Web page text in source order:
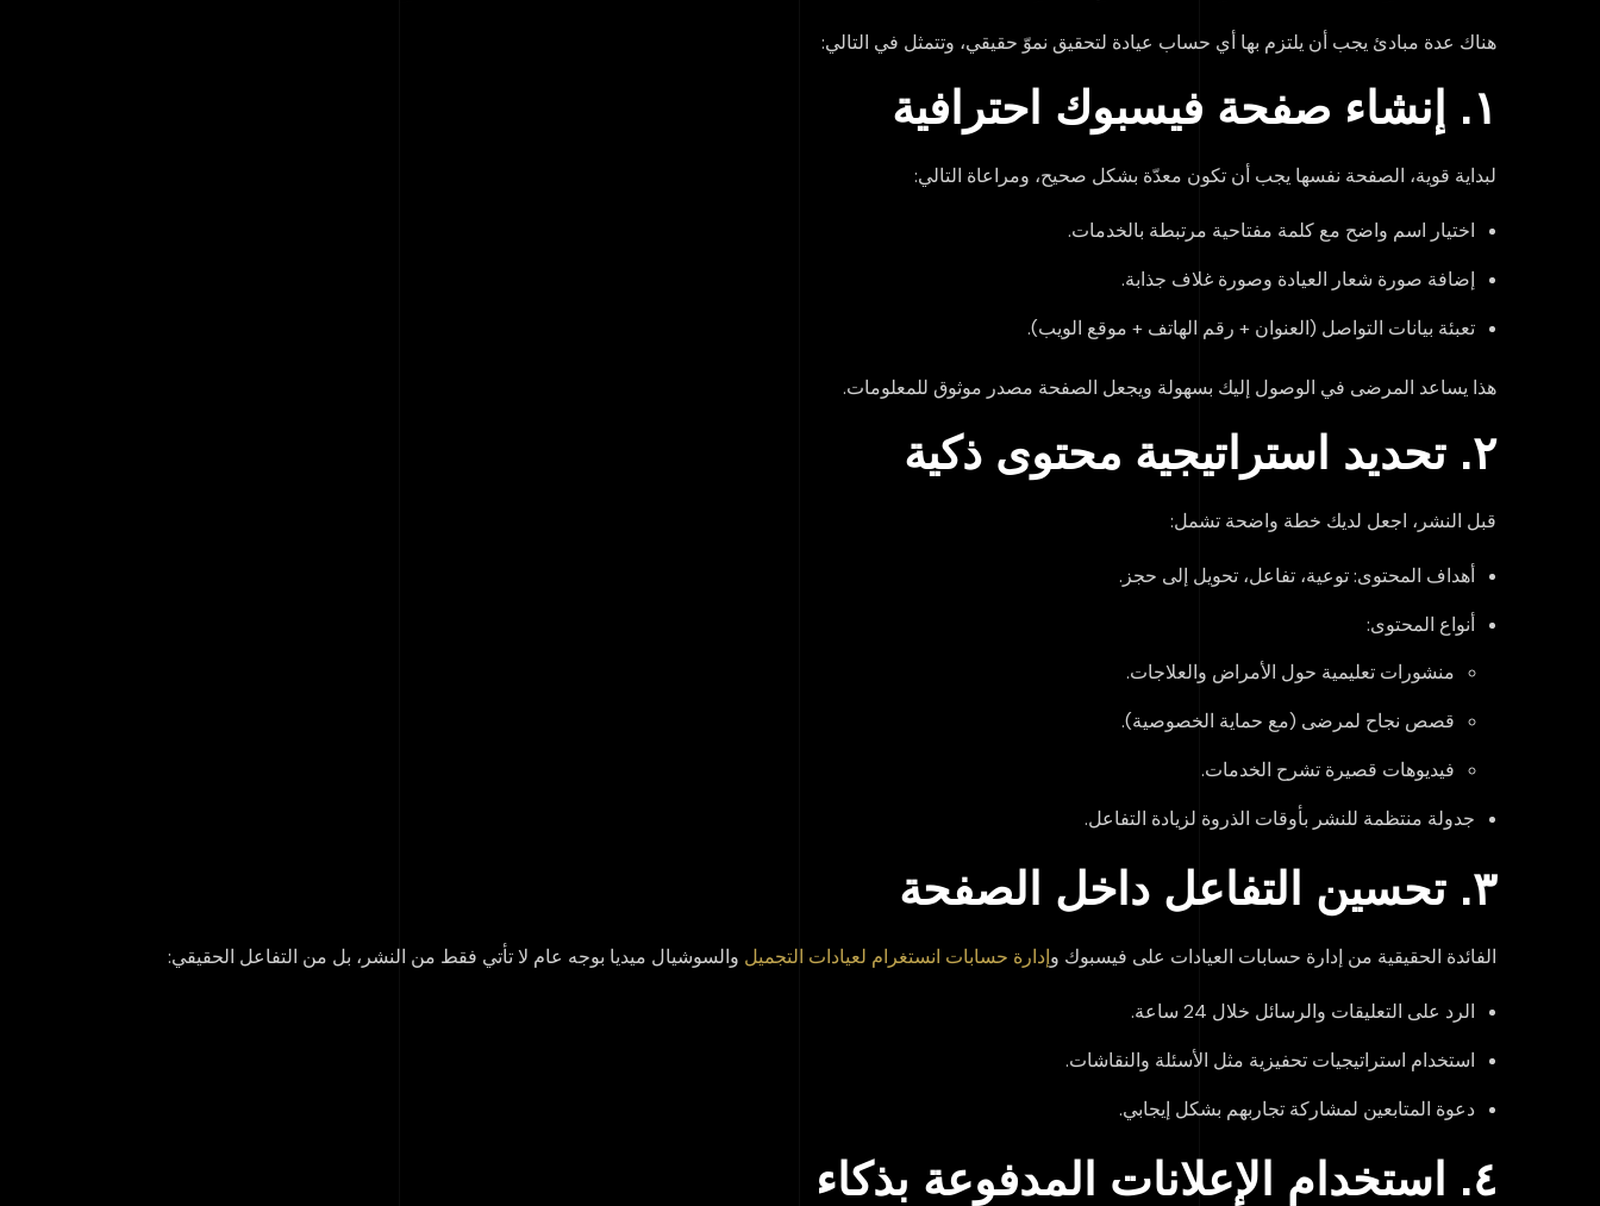
هناك عدة مبادئ يجب أن يلتزم بها أي حساب عيادة لتحقيق نموّ حقيقي، وتتمثل في التالي:
١. إنشاء صفحة فيسبوك احترافية
لبداية قوية، الصفحة نفسها يجب أن تكون معدّة بشكل صحيح، ومراعاة التالي:
اختيار اسم واضح مع كلمة مفتاحية مرتبطة بالخدمات.
إضافة صورة شعار العيادة وصورة غلاف جذابة.
تعبئة بيانات التواصل (العنوان + رقم الهاتف + موقع الويب).
هذا يساعد المرضى في الوصول إليك بسهولة ويجعل الصفحة مصدر موثوق للمعلومات.
٢. تحديد استراتيجية محتوى ذكية
قبل النشر، اجعل لديك خطة واضحة تشمل:
أهداف المحتوى: توعية، تفاعل، تحويل إلى حجز.
أنواع المحتوى:
منشورات تعليمية حول الأمراض والعلاجات.
قصص نجاح لمرضى (مع حماية الخصوصية).
فيديوهات قصيرة تشرح الخدمات.
جدولة منتظمة للنشر بأوقات الذروة لزيادة التفاعل.
٣. تحسين التفاعل داخل الصفحة
الفائدة الحقيقية من إدارة حسابات العيادات على فيسبوك وإدارة حسابات انستغرام لعيادات التجميل والسوشيال ميديا بوجه عام لا تأتي فقط من النشر، بل من التفاعل الحقيقي:
الرد على التعليقات والرسائل خلال 24 ساعة.
استخدام استراتيجيات تحفيزية مثل الأسئلة والنقاشات.
دعوة المتابعين لمشاركة تجاربهم بشكل إيجابي.
٤. استخدام الإعلانات المدفوعة بذكاء